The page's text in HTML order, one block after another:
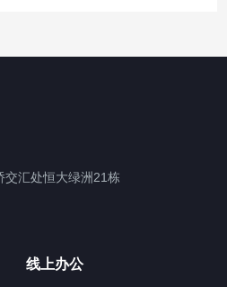
交汇处恒大绿洲21栋
线上办公